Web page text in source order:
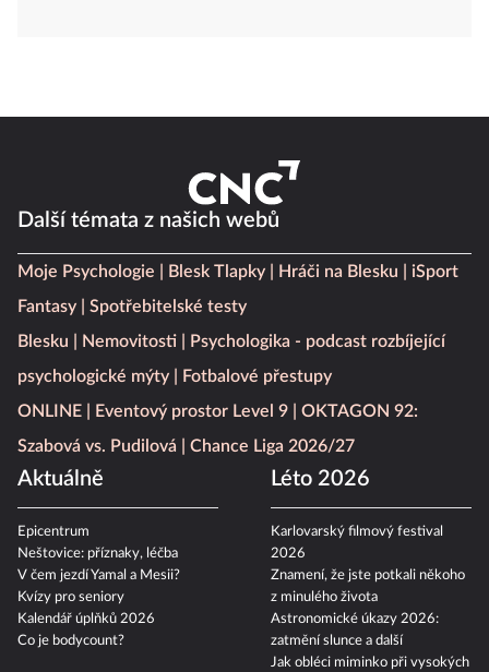
Další témata z našich webů
Moje Psychologie Blesk Tlapky Hráči na Blesku
iSport
Fantasy
Spotřebitelské testy
Blesku
Nemovitosti
Psychologika - podcast rozbíjející
psychologické mýty
Fotbalové přestupy
ONLINE
Eventový prostor Level 9
OKTAGON 92:
Szabová vs. Pudilová
Chance Liga 2026/27
Aktuálně
Epicentrum
Neštovice: příznaky, léčba
V čem jezdí Yamal a Mesii?
Kvízy pro seniory
Kalendář úplňků 2026
Co je bodycount?
Léto 2026
Karlovarský filmový festival
2026
Znamení, že jste potkali někoho
z minulého života
Astronomické úkazy 2026:
zatmění slunce a další
Jak obléci miminko při vysokých